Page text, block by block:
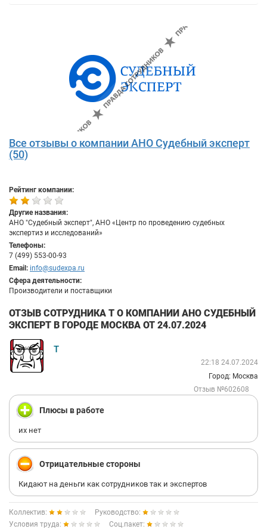
Все отзывы о компании АНО Судебный эксперт
(50)
Рейтинг компании:
Другие названия:
АНО "Судебный эксперт", АНО «Центр по проведению судебных
экспертиз и исследований»
Телефоны:
7 (499) 553-00-93
Email: info@sudexpa.ru
Сфера деятельности:
Производители и поставщики
ОТЗЫВ СОТРУДНИКА Т О КОМПАНИИ АНО СУДЕБНЫЙ
ЭКСПЕРТ В ГОРОДЕ МОСКВА ОТ 24.07.2024
Т
22:18 24.07.2024
Город: Москва
Отзыв №602608
Плюсы в работе
их нет
Отрицательные стороны
Кидают на деньги как сотрудников так и экспертов
Коллектив:
Руководство:
Условия труда:
Соц.пакет: